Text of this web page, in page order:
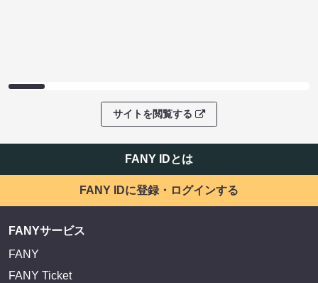
サイトを閲覧する
FANY IDとは
FANY IDに登録・ログインする
FANYサービス
FANY
FANY Ticket